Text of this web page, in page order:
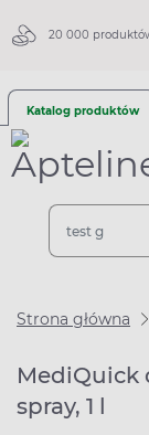
20 000
Katalog produktów
Strona główna
MediQuick
spray, 1 l